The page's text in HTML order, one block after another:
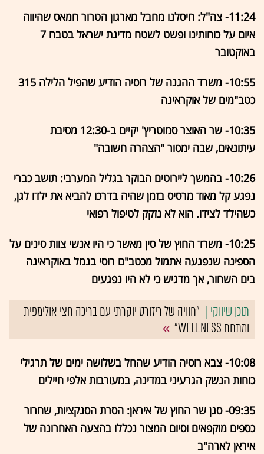
11:24- צה"ל: חיסלנו מחבל מארגון הטרור חמאס שהיווה
איום על כוחותינו ופשט לשטח מדינת ישראל בטבח 7
באוקטובר
10:55- משרד ההגנה של רוסיה הודיע שהפיל הלילה 315
כטב"מים של אוקראינה
10:35- שר האוצר סמוטריץ' יקיים ב-12:30 מסיבת
עיתונאים, שבה ימסור "הצהרה חשובה"
10:26- בהמשך ליירוטים הבוקר בגליל המערבי: תושב כברי
נפגע קל מאוד מרסיס בזמן שהיה בדרכו להביא את ילדו לגן,
כשהילד לצידו. הוא לא נזקק לטיפול רפואי
10:25- משרד החוץ של סין מאשר כי היו אנשי צוות סינים על
הספינה שנפגעה אתמול מכטב"ם רוסי בנמל באוקראינה
בים השחור, אך מדגיש כי לא היו נפגעים
"חוויה של ריזורט יוקרתי עם בריכה חצי אולימפית
ומתחם WELLNESS"
10:08- צבא רוסיה הודיע שהחל בשלושה ימים של תרגילי
כוחות הנשק הגרעיני במדינה, במעורבות אלפי חיילים
09:35- סגן שר החוץ של איראן: הסרת הסנקציות, שחרור
כספים מוקפאים וסיום המצור נכללו בהצעה האחרונה של
איראן לארה"ב